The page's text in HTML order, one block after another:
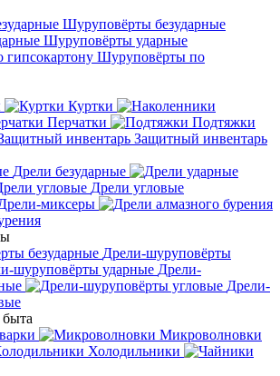
Шуруповёрты безударные
Шуруповёрты ударные
Шуруповёрты по
Куртки
Перчатки
Подтяжки
Защитный инвентарь
Дрели безударные
Дрели угловые
миксеры
Дрели-шуруповёрты
Дрели-
Дрели-
быта
Микроволновки
Холодильники